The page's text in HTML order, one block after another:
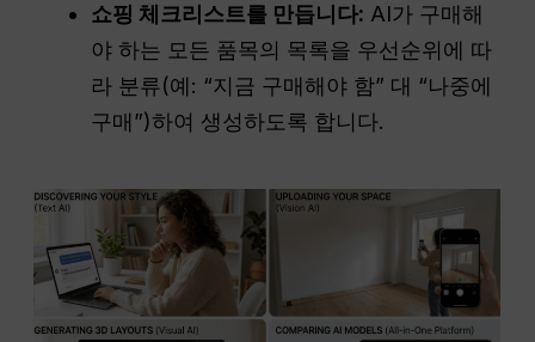
쇼핑 체크리스트를 만듭니다: AI가 구매해
야 하는 모든 품목의 목록을 우선순위에 따
라 분류(예: “지금 구매해야 함” 대 “나중에
구매”)하여 생성하도록 합니다.